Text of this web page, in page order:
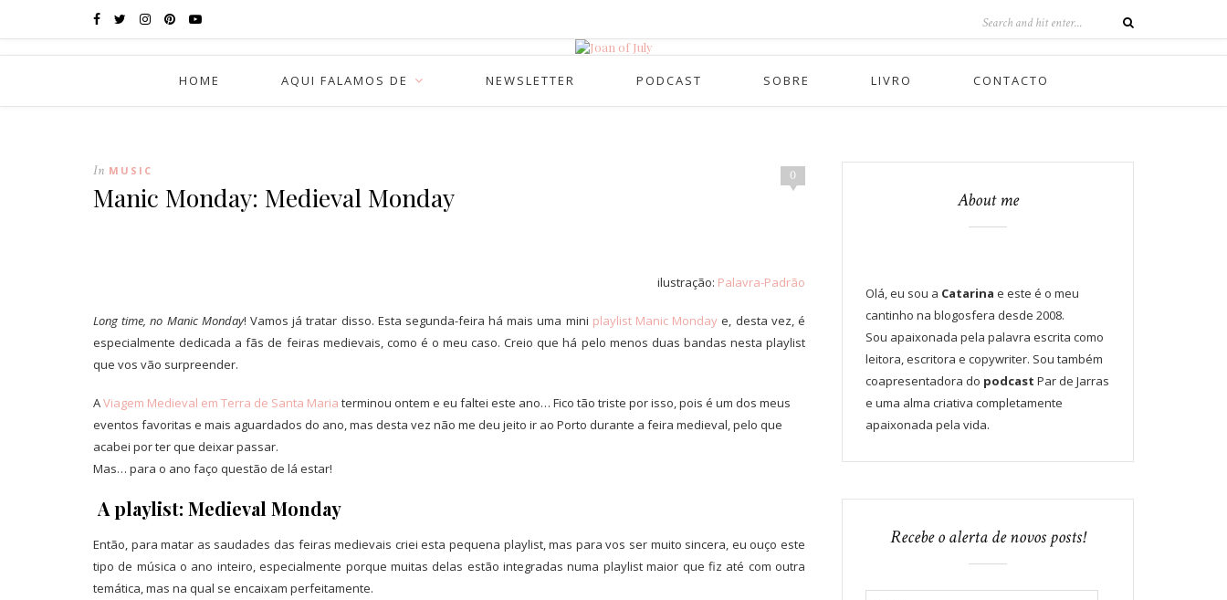
HOME AQUI FALAMOS DE NEWSLETTER PODCAST SOBRE LIVRO CONTACTO
0
In MUSIC
Manic Monday: Medieval Monday
ilustração: Palavra-Padrão
Long time, no Manic Monday! Vamos já tratar disso. Esta segunda-feira há mais uma mini playlist Manic Monday e, desta vez, é
especialmente dedicada a fãs de feiras medievais, como é o meu caso. Creio que há pelo menos duas bandas nesta playlist
que vos vão surpreender.
AViagem Medieval em Terra de Santa Maria terminou ontem e eu faltei este ano… Fico tão triste por isso, pois é um dos meus
eventos favoritas e mais aguardados do ano, mas desta vez não me deu jeito ir ao Porto durante a feira medieval, pelo que
acabei por ter que deixar passar.
Mas… para o ano faço questão de lá estar!
A playlist: Medieval Monday
Então, para matar as saudades das feiras medievais criei esta pequena playlist, mas para vos ser muito sincera, eu ouço este
tipo de música o ano inteiro, especialmente porque muitas delas estão integradas numa playlist maior que fiz até com outra
temática, mas na qual se encaixam perfeitamente.
About me
Olá, eu sou a Catarina e este é o meu
cantinho na blogosfera desde 2008.
Sou apaixonada pela palavra escrita como
leitora, escritora e copywriter. Sou também
coapresentadora do podcast Par de Jarras
e uma alma criativa completamente
apaixonada pela vida.
Recebe o alerta de novos posts!